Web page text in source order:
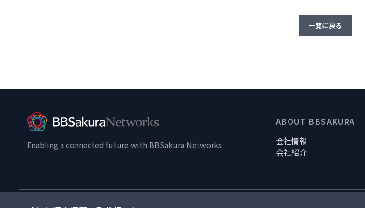
一覧に戻る
Enabling a connected future with BBSakura Networks
ABOUT BBSAKURA
会社情報
会社紹介